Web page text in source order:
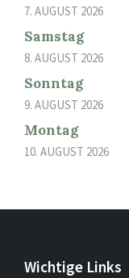
7. AUGUST 2026
Samstag
8. AUGUST 2026
Sonntag
9. AUGUST 2026
Montag
10. AUGUST 2026
Wichtige Links